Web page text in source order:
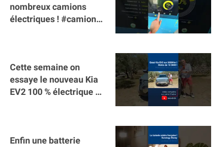
nombreux camions
électriques ! #camion
Cette semaine on
essaye le nouveau Kia
EV2 100 % électrique ⚡️!
Enfin une batterie